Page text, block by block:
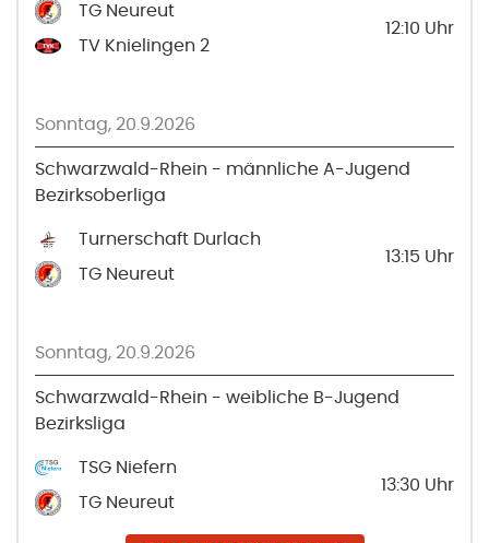
TG Neureut
TV Knielingen 2
12:10 Uhr
Sonntag, 20.9.2026
Schwarzwald-Rhein - männliche A-Jugend
Bezirksoberliga
Turnerschaft Durlach
TG Neureut
13:15 Uhr
Sonntag, 20.9.2026
Schwarzwald-Rhein - weibliche B-Jugend
Bezirksliga
TSG Niefern
TG Neureut
13:30 Uhr